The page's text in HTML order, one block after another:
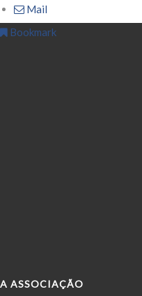
Mail
Bookmark
A ASSOCIAÇÃO